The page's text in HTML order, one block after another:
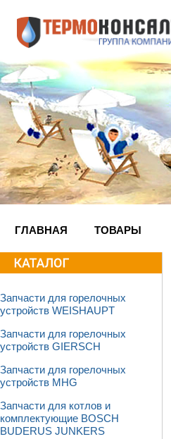
ГЛАВНАЯ ТОВАРЫ
Запчасти для горелочных
устройств WEISHAUPT
Запчасти для горелочных
устройств GIERSCH
Запчасти для горелочных
устройств MHG
Запчасти для котлов и
комплектующие BOSCH
BUDERUS JUNKERS